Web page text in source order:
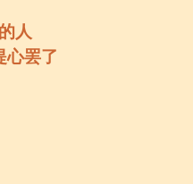
人
心罢了